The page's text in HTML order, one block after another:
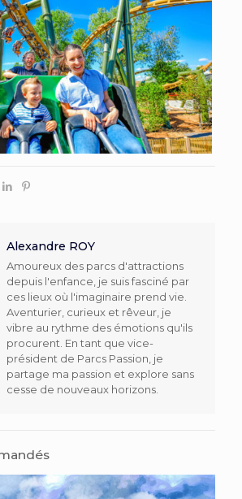
Alexandre ROY
Amoureux des parcs d'attractions
depuis l'enfance, je suis fasciné par
ces lieux où l'imaginaire prend vie.
Aventurier, curieux et rêveur, je
vibre au rythme des émotions qu'ils
procurent. En tant que vice-
président de Parcs Passion, je
partage ma passion et explore sans
cesse de nouveaux horizons.